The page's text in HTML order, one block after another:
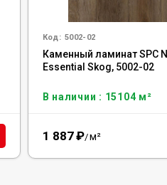
Код: 5002-02
Каменный ламинат SPC
Essential Skog, 5002-02
В наличии : 15104 м²
1 887₽/м²